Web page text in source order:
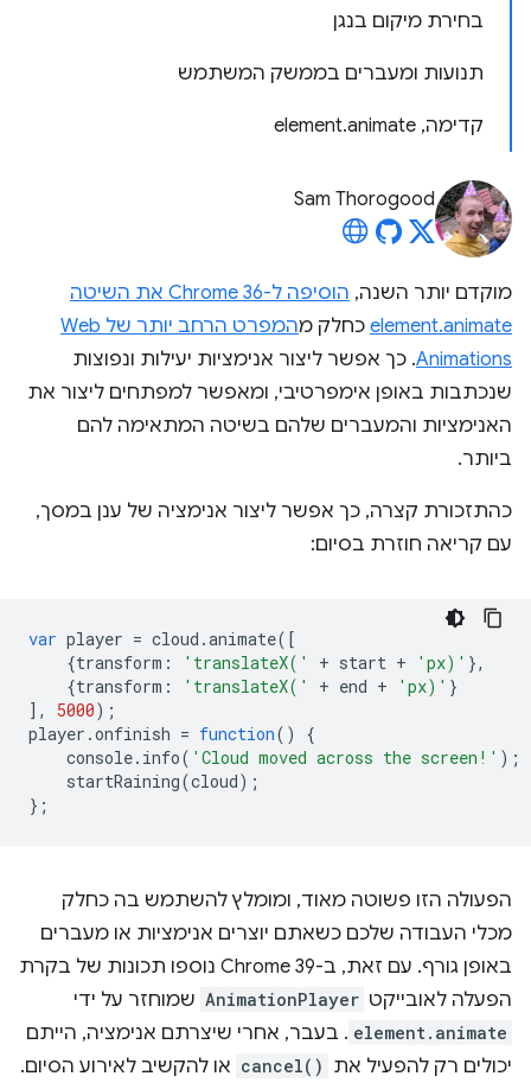
בחירת מיקום בנגן
תנועות ומעברים בממשק המשתמש
קדימה, element.animate
Sam Thorogood
מוקדם יותר השנה,
הוסיפה ל-Chrome 36 את השיטה
element.animate כחלק מ
המפרט הרחב יותר של Web
Animations. כך אפשר ליצור אנימציות יעילות ונפוצות
שנכתבות באופן אימפרטיבי, ומאפשר למפתחים ליצור את
האנימציות והמעברים שלהם בשיטה המתאימה להם
ביותר.
כהתזכורת קצרה, כך אפשר ליצור אנימציה של ענן במסך,
עם קריאה חוזרת בסיום:
var player = cloud .animate([
{transform : 'translateX(' + start + 'px)' },
{transform : 'translateX(' + end + 'px)' }
],
5000);
player .onfinish = function()
{
console. info( 'Cloud moved across the screen!' );
startRaining(cloud);
};
הפעולה הזו פשוטה מאוד, ומומלץ להשתמש בה כחלק
מכלי העבודה שלכם כשאתם יוצרים אנימציות או מעברים
באופן גורף. עם זאת, ב-Chrome 39 נוספו תכונות של בקרת
הפעלה לאובייקט AnimationPlayer שמוחזר על ידי
element.animate . בעבר, אחרי שיצרתם אנימציה, הייתם
יכולים רק להפעיל את cancel() או להקשיב לאירוע הסיום.